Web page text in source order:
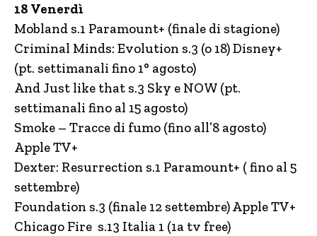
18 Venerdì
Mobland s.1 Paramount+ (finale di stagione)
Criminal Minds: Evolution s.3 (o 18) Disney+
(pt. settimanali fino 1° agosto)
And Just like that s.3 Sky e NOW (pt.
settimanali fino al 15 agosto)
Smoke – Tracce di fumo (fino all’8 agosto)
Apple TV+
Dexter: Resurrection s.1 Paramount+ ( fino al 5
settembre)
Foundation s.3 (finale 12 settembre) Apple TV+
Chicago Fire s.13 Italia 1 (1a tv free)